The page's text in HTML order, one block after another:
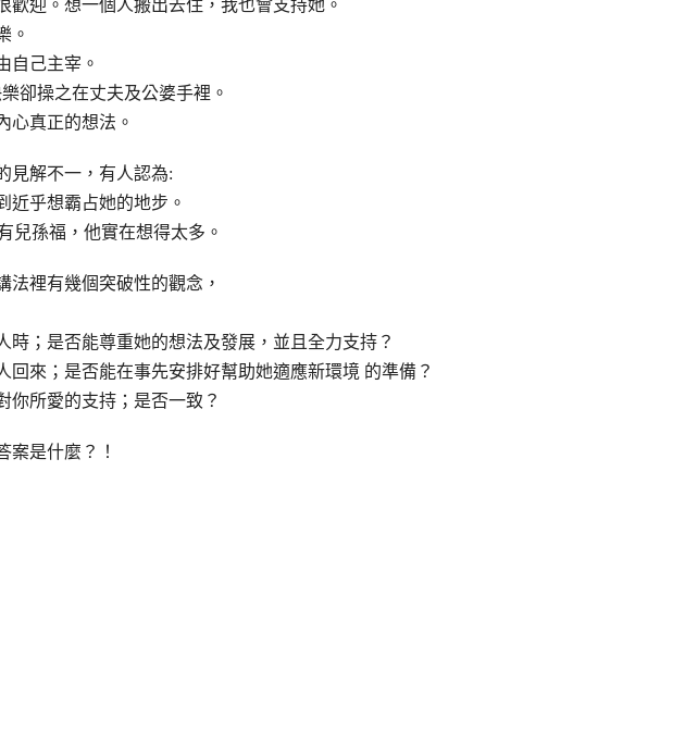
歡迎。想一個人搬出去住，我也會支持她。
。
自己主宰。
卻操之在丈夫及公婆手裡。
心真正的想法。
見解不一，有人認為:
近乎想霸占她的地步。
兒孫福，他實在想得太多。
法裡有幾個突破性的觀念，
時；是否能尊重她的想法及發展，並且全力支持？
回來；是否能在事先安排好幫助她適應新環境 的準備？
你所愛的支持；是否一致？
案是什麼？！